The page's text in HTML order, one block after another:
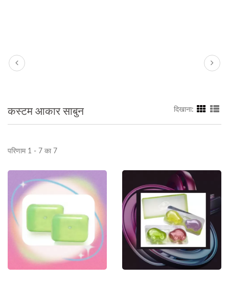
कस्टम आकार साबुन दिखाना:
परिणाम 1 - 7 का 7